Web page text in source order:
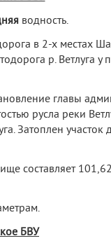
водность.
в 2-х местах
р. Ветлуга у
главы
русла реки
Затоплен участок
составляет
БВУ